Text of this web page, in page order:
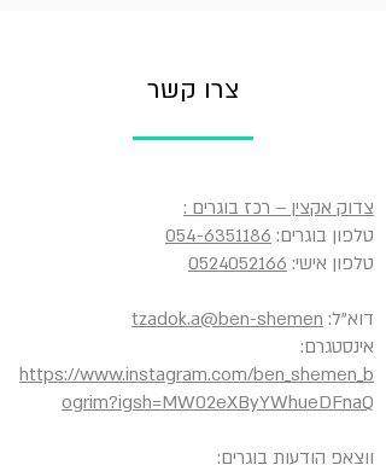
צרו קשר
צדוק אקצין – רכז בוגרים :
טלפון בוגרים: 054-6351186
טלפון אישי: 0524052166
דוא"ל: tzadok.a@ben-shemen
אינסטגרם:
https://www.instagram.com/ben_shemen_b
ogrim?igsh=MW02eXByYWhueDFnaQ
ווצאפ הודעות בוגרים: